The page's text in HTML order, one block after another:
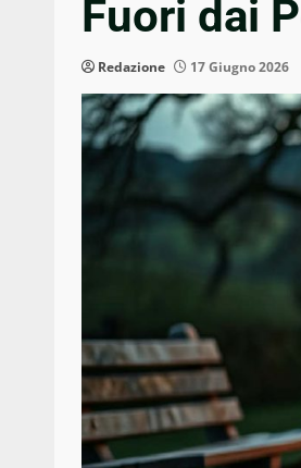
Fuori dai
Redazione 17 Giugno 2026